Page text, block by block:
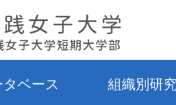
ベース 組織別研